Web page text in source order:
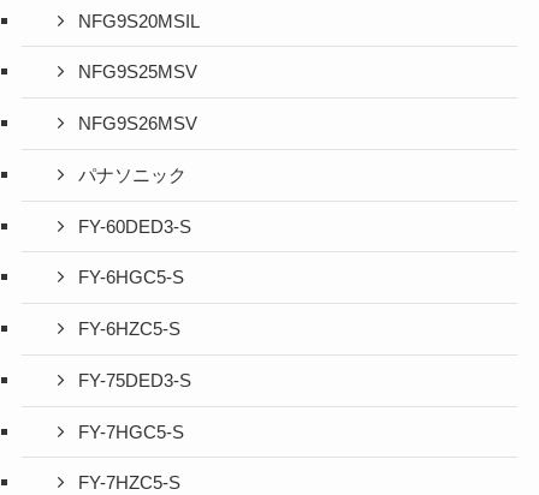
NFG9S20MSIL
NFG9S25MSV
NFG9S26MSV
パナソニック
FY-60DED3-S
FY-6HGC5-S
FY-6HZC5-S
FY-75DED3-S
FY-7HGC5-S
FY-7HZC5-S